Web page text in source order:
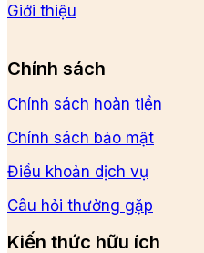
Giới thiệu
Chính sách
Chính sách hoàn tiền
Chính sách bảo mật
Điều khoản dịch vụ
Câu hỏi thường gặp
Kiến thức hữu ích